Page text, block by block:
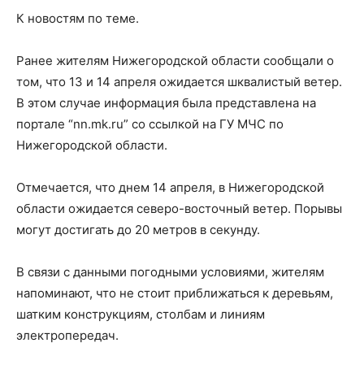
К новостям по теме.
Ранее жителям Нижегородской области сообщали о
том, что 13 и 14 апреля ожидается шквалистый ветер.
В этом случае информация была представлена на
портале “nn.mk.ru” со ссылкой на ГУ МЧС по
Нижегородской области.
Отмечается, что днем 14 апреля, в Нижегородской
области ожидается северо-восточный ветер. Порывы
могут достигать до 20 метров в секунду.
В связи с данными погодными условиями, жителям
напоминают, что не стоит приближаться к деревьям,
шатким конструкциям, столбам и линиям
электропередач.